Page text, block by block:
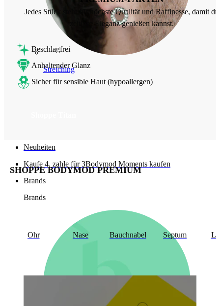
Stretching
Neuheiten
Kaufe 4, zahle für 3Bodymod Moments kaufen
Brands
Brands
Jedes Stück steht für höchste Qualität und Raffinesse, damit du
zeitlose Eleganz genießen kannst.
Beschlagfrei
Anhaltender Glanz
Sicher für sensible Haut (hypoallergen)
SHOPPE BODYMOD PREMIUM
Ohr Nase Bauchnabel Septum